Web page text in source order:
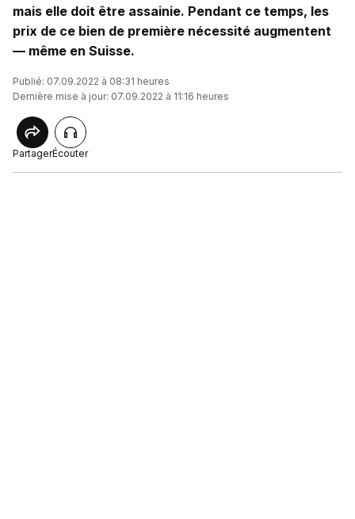
mais elle doit être assainie. Pendant ce temps, les
prix de ce bien de première nécessité augmentent
— même en Suisse.
Publié: 07.09.2022 à 08:31 heures
Dernière mise à jour: 07.09.2022 à 11:16 heures
PartagerÉcouter